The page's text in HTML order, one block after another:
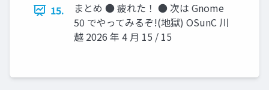
15.
まとめ ● 疲れた！ ● 次は Gnome
50 でやってみるぞ!(地獄) OSunC 川
越 2026 年 4 月 15 / 15